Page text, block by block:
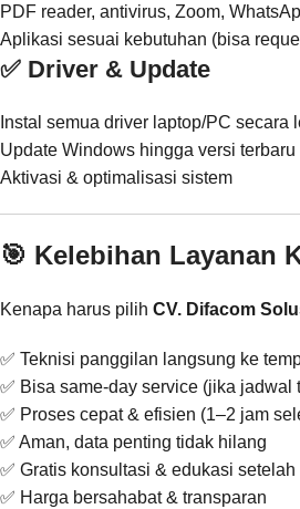
PDF reader, antivirus, Zoom,
Aplikasi sesuai kebutuhan (bisa
✅ Driver & Update
Instal semua driver laptop/PC secara
Update Windows hingga versi terbaru
Aktivasi & optimalisasi sistem
🎯 Kelebihan Layanan
Kenapa harus pilih CV. Difacom
✅ Teknisi panggilan langsung ke
✅ Bisa same-day service (jika jadwal
✅ Proses cepat & efisien (1–2 jam
✅ Aman, data penting tidak hilang
✅ Gratis konsultasi & edukasi setelah
✅ Harga bersahabat & transparan